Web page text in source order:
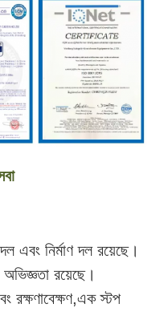
এবং নির্মাণ দল রয়েছে।
রয়েছে।
রক্ষণাবেক্ষণ,এক স্টপ